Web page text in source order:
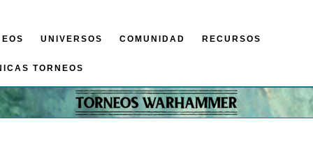
UNIVERSOS COMUNIDAD RECURSOS
TORNEOS